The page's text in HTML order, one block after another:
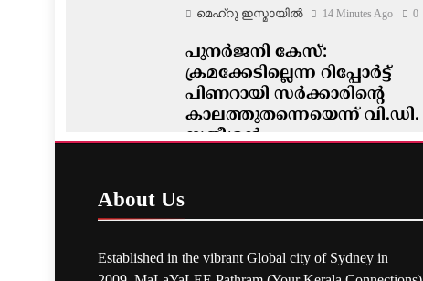
മെഹ്റു ഇസ്മായില്‍ 14 Minutes Ago 0
പുനർജനി കേസ്:
ക്രമക്കേടില്ലെന്ന റിപ്പോർട്ട്
പിണറായി സർക്കാരിന്റെ
കാലത്തുതന്നെയെന്ന് വി.ഡി.
സതീശൻ
About Us
Established in the vibrant Global city of Sydney in